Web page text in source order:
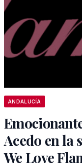
ANDALUCÍA
Acedo en la
We Love